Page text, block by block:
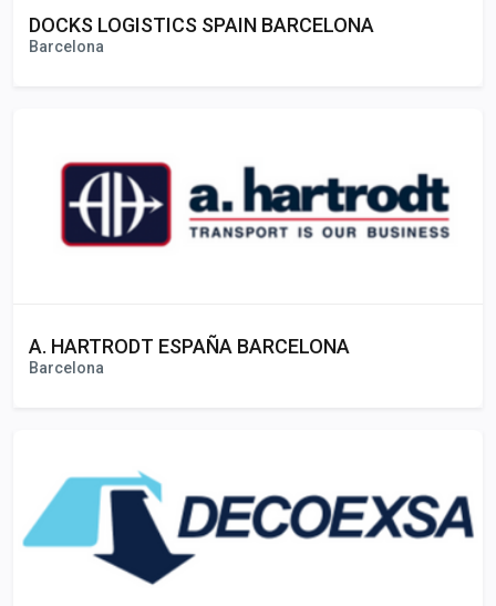
DOCKS LOGISTICS SPAIN BARCELONA
Barcelona
A. HARTRODT ESPAÑA BARCELONA
Barcelona